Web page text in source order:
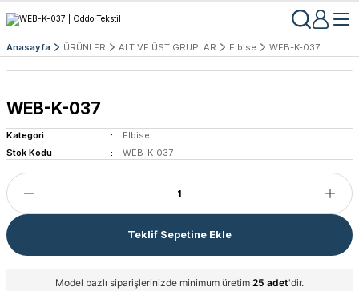
Anasayfa ÜRÜNLER ALT VE ÜST GRUPLAR Elbise WEB-K-037
WEB-K-037
Kategori
Elbise
Stok Kodu
WEB-K-037
Teklif Sepetine Ekle
Model bazlı siparişlerinizde minimum üretim 25 adet'dir.